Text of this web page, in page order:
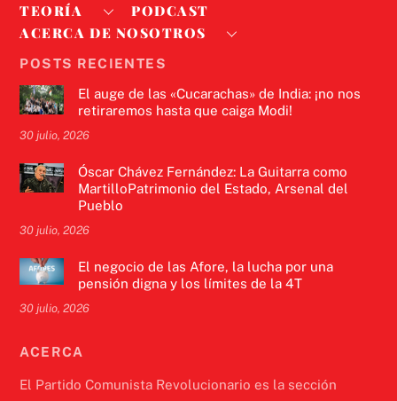
TEORÍA
PODCAST
ACERCA DE NOSOTROS
POSTS RECIENTES
El auge de las «Cucarachas» de India: ¡no nos
retiraremos hasta que caiga Modi!
30 julio, 2026
Óscar Chávez Fernández: La Guitarra como
MartilloPatrimonio del Estado, Arsenal del
Pueblo
30 julio, 2026
El negocio de las Afore, la lucha por una
pensión digna y los límites de la 4T
30 julio, 2026
ACERCA
El Partido Comunista Revolucionario es la sección